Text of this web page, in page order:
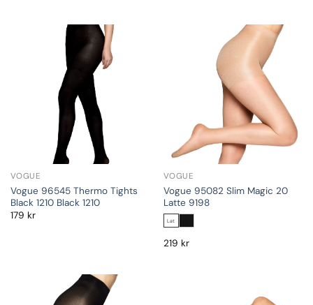
VOGUE
Vogue 96545 Thermo Tights
Black 1210 Black 1210
179 kr
VOGUE
Vogue 95082 Slim Magic 20
Latte 9198
Lat
219 kr